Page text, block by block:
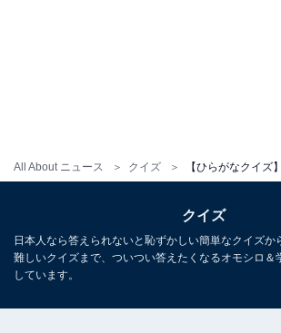
All About ニュース クイズ
クイズ
日本人なら答えられないと恥ずかしい簡単なクイズか
難しいクイズまで、ついつい答えたくなるオモシロ＆
しています。